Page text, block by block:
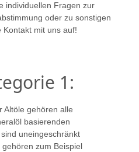
individuellen Fragen zur
oder zu sonstigen
mit uns auf!
1:
Altöle gehören alle
basierenden
uneingeschränkt
zum Beispiel